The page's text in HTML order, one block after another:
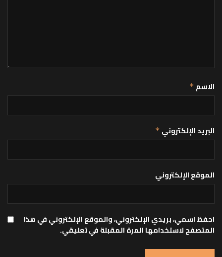
الاسم *
البريد الإلكتروني *
الموقع الإلكتروني
احفظ اسمي، بريدي الإلكتروني، والموقع الإلكتروني في هذا
المتصفح لاستخدامها المرة المقبلة في تعليقي.